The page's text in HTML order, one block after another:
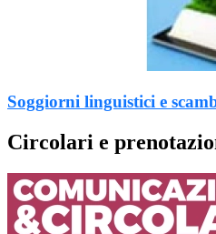
Soggiorni linguistici e
Circolari e